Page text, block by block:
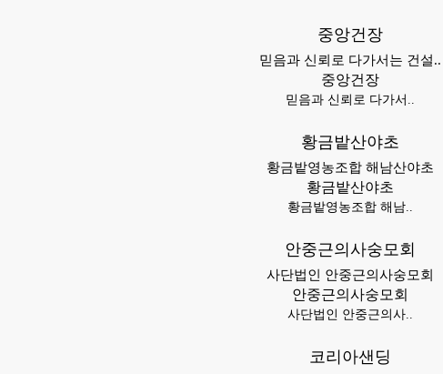
중앙건장
믿음과 신뢰로 다가서는 건설..
중앙건장
믿음과 신뢰로 다가서..
황금밭산야초
황금밭영농조합 해남산야초
황금밭산야초
황금밭영농조합 해남..
안중근의사숭모회
사단법인 안중근의사숭모회
안중근의사숭모회
사단법인 안중근의사..
코리아샌딩